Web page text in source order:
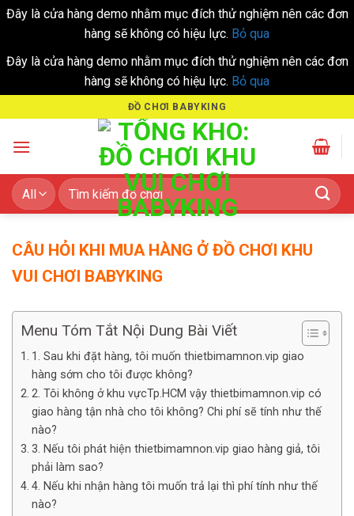
Đây là cửa hàng demo nhằm mục đích thử nghiệm nên các đơn
hàng sẽ không có hiệu lực. Bỏ qua
Đây là cửa hàng demo nhằm mục đích thử nghiệm nên các đơn
hàng sẽ không có hiệu lực. Bỏ qua
to
content
ĐỒ CHƠI BABYKING
Tìm
kiếm:
CÂU HỎI KHI MUA HÀNG Ở ĐỒ CHƠI KHU
VUI CHƠI BABYKING
Menu Tóm Tắt Nội Dung Bài Viết
1. Sau khi đặt hàng, tôi muốn thietbimamnon.vip giao
hàng sớm cho tôi được không?
2. Tôi không ở khu vựcTp.HCM vậy thietbimamnon.vip có
giao hàng tận nhà cho tôi không? Chi phí sẽ tính như thế
nào?
3. Nếu tôi phát hiện thietbimamnon.vip giao hàng giả, tôi
phải làm sao?
4. Nếu khi nhận hàng tôi muốn trả lại thì phí tính như thế
nào?